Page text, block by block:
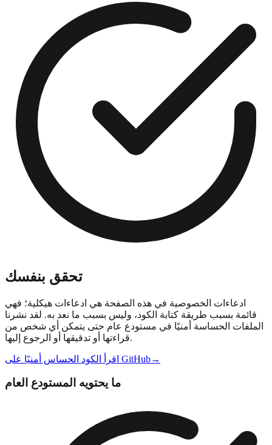
تحقق بنفسك
ادعاءات الخصوصية في هذه الصفحة هي ادعاءات هيكلية؛ فهي
قائمة بسبب طريقة كتابة الكود، وليس بسبب ما نعد به. لقد نشرنا
الملفات الحساسة أمنيًا في مستودع عام حتى يتمكن أي شخص من
قراءتها أو تدقيقها أو الرجوع إليها.
اقرأ الكود الحساس أمنيًا على GitHub→
ما يحتويه المستودع العام